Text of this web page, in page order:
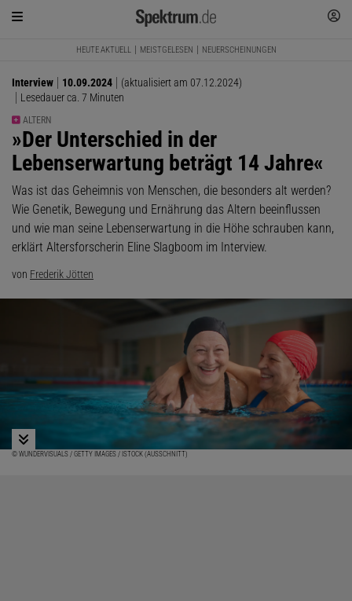
HEUTE AKTUELL MEISTGELESEN NEUERSCHEINUNGEN
Interview 10.09.2024
(aktualisiert am 07.12.2024)
Lesedauer ca. 7 Minuten
ALTERN
:
»Der Unterschied in der
Lebenserwartung beträgt 14 Jahre«
Was ist das Geheimnis von Menschen, die besonders alt werden?
Wie Genetik, Bewegung und Ernährung das Altern beeinflussen
und wie man seine Lebenserwartung in die Höhe schrauben kann,
erklärt Altersforscherin Eline Slagboom im Interview.
von Frederik Jötten
© WUNDERVISUALS / GETTY IMAGES / ISTOCK (AUSSCHNITT)